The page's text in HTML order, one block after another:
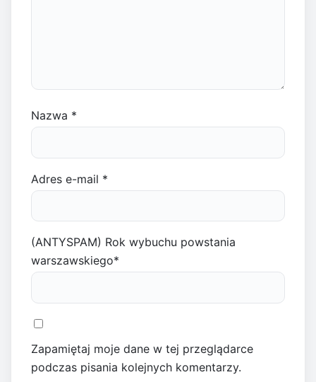
Nazwa *
Adres e-mail *
(ANTYSPAM) Rok wybuchu powstania
warszawskiego*
Zapamiętaj moje dane w tej przeglądarce
podczas pisania kolejnych komentarzy.